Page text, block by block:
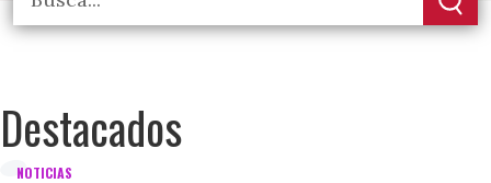
Destacados
NOTICIAS